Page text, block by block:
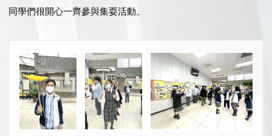
同學們很開心一齊參與集耍活動。